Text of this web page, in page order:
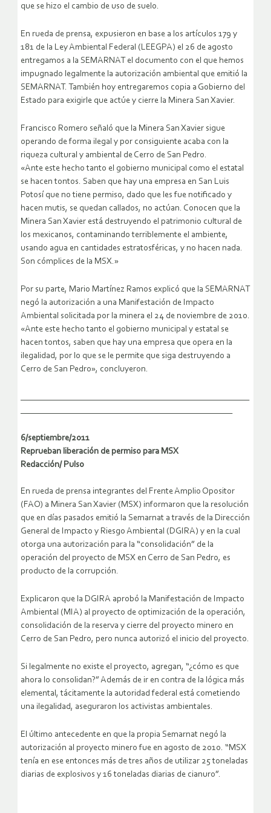
que se hizo el cambio de uso de suelo.
En rueda de prensa, expusieron en base a los artículos 179 y
181 de la Ley Ambiental Federal (LEEGPA) el 26 de agosto
entregamos a la SEMARNAT el documento con el que hemos
impugnado legalmente la autorización ambiental que emitió la
SEMARNAT. También hoy entregaremos copia a Gobierno del
Estado para exigirle que actúe y cierre la Minera San Xavier.
Francisco Romero señaló que la Minera San Xavier sigue
operando de forma ilegal y por consiguiente acaba con la
riqueza cultural y ambiental de Cerro de San Pedro.
«Ante este hecho tanto el gobierno municipal como el estatal
se hacen tontos. Saben que hay una empresa en San Luis
Potosí que no tiene permiso, dado que les fue notificado y
hacen mutis, se quedan callados, no actúan. Conocen que la
Minera San Xavier está destruyendo el patrimonio cultural de
los mexicanos, contaminando terriblemente el ambiente,
usando agua en cantidades estratosféricas, y no hacen nada.
Son cómplices de la MSX.»
Por su parte, Mario Martínez Ramos explicó que la SEMARNAT
negó la autorización a una Manifestación de Impacto
Ambiental solicitada por la minera el 24 de noviembre de 2010.
«Ante este hecho tanto el gobierno municipal y estatal se
hacen tontos, saben que hay una empresa que opera en la
ilegalidad, por lo que se le permite que siga destruyendo a
Cerro de San Pedro», concluyeron.
6/septiembre/2011
Reprueban liberación de permiso para MSX
Redacción/ Pulso
En rueda de prensa integrantes del Frente Amplio Opositor
(FAO) a Minera San Xavier (MSX) informaron que la resolución
que en días pasados emitió la Semarnat a través de la Dirección
General de Impacto y Riesgo Ambiental (DGIRA) y en la cual
otorga una autorización para la “consolidación” de la
operación del proyecto de MSX en Cerro de San Pedro, es
producto de la corrupción.
Explicaron que la DGIRA aprobó la Manifestación de Impacto
Ambiental (MIA) al proyecto de optimización de la operación,
consolidación de la reserva y cierre del proyecto minero en
Cerro de San Pedro, pero nunca autorizó el inicio del proyecto.
Si legalmente no existe el proyecto, agregan, “¿cómo es que
ahora lo consolidan?” Además de ir en contra de la lógica más
elemental, tácitamente la autoridad federal está cometiendo
una ilegalidad, aseguraron los activistas ambientales.
El último antecedente en que la propia Semarnat negó la
autorización al proyecto minero fue en agosto de 2010. “MSX
tenía en ese entonces más de tres años de utilizar 25 toneladas
diarias de explosivos y 16 toneladas diarias de cianuro”.